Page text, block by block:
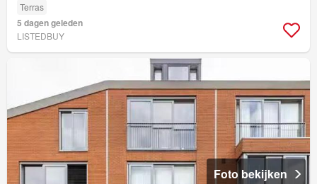
Terras
5 dagen geleden
LISTEDBUY
Foto bekijken